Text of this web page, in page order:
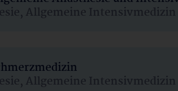
Allgemeine Intensivmedizin
Allgemeine Intensivmedizin